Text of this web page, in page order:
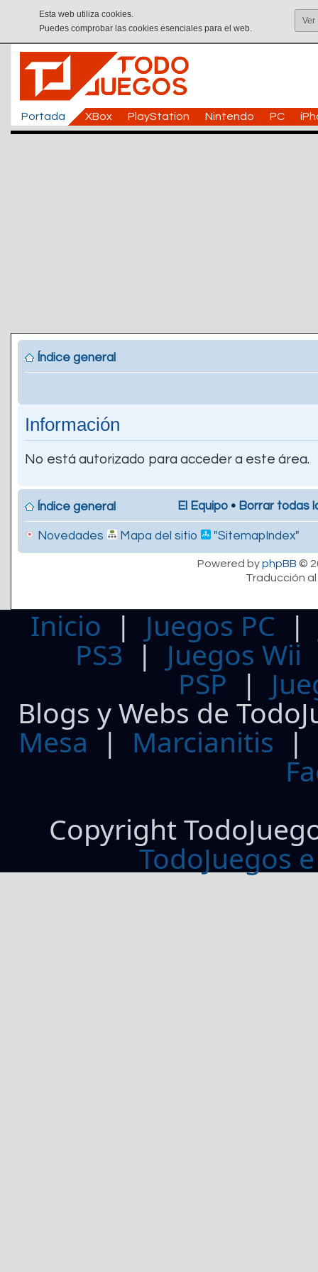
Esta web utiliza cookies.
Puedes comprobar las cookies esenciales para el web.
Ver
Portada XBox PlayStation Nintendo PC
Índice general
Información
No está autorizado para acceder a este área.
Índice general El Equipo • Borrar todas
Novedades Mapa del sitio "SitemapIndex"
Powered byphpBB ©
Traducción
Inicio | Juegos PC
PS3| Juegos Wii
PSP |
Blogs y Webs de
Mesa | Marcianitis |
Copyright
TodoJuegos